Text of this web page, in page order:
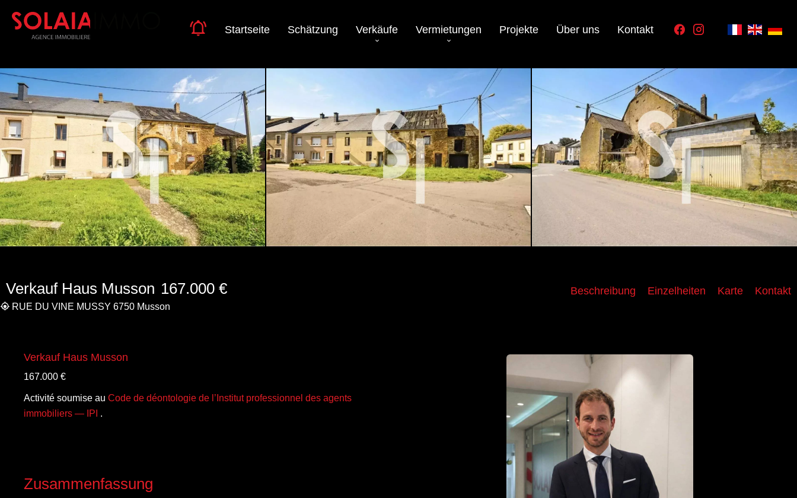
Startseite Schätzung Verkäufe Vermietungen Projekte Über uns Kontakt
Verkauf Haus Musson 167.000 €
RUE DU VINE MUSSY 6750 Musson
Beschreibung Einzelheiten Karte Kontakt
Verkauf Haus Musson
167.000 €
Activité soumise au Code de déontologie de l’Institut professionnel des agents
immobiliers — IPI .
Zusammenfassung